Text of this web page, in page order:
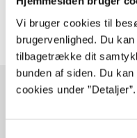
Vi bruger cookies til
brugervenlighed. Du
tilbagetrække dit
bunden af siden. Du
cookies under ”Detaljer”.